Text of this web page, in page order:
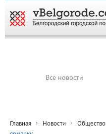
Все новости
Главная Новости Общество